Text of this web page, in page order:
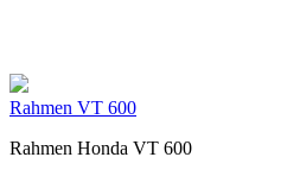
Rahmen VT 600
Rahmen Honda VT 600